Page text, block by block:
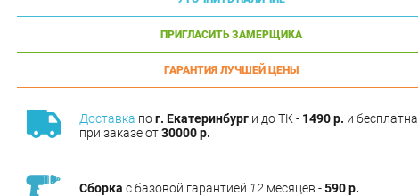
ПРИГЛАСИТЬ ЗАМЕРЩИКА
ГАРАНТИЯ ЛУЧШЕЙ ЦЕНЫ
Доставка пог. Екатеринбург и до ТК - 1490 р. и бесплатна
при заказе от30000 р.
Сборка с базовой гарантией 12 месяцев -590 р.